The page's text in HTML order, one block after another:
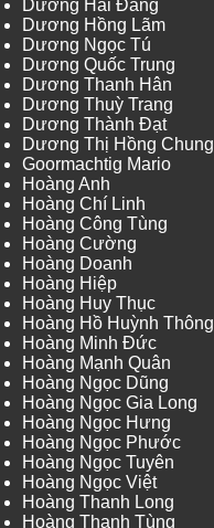
Dương Hải Đăng
Dương Hồng Lãm
Dương Ngọc Tú
Dương Quốc Trung
Dương Thanh Hân
Dương Thuỳ Trang
Dương Thành Đạt
Dương Thị Hồng Chung
Goormachtig Mario
Hoàng Anh
Hoàng Chí Linh
Hoàng Công Tùng
Hoàng Cường
Hoàng Doanh
Hoàng Hiệp
Hoàng Huy Thục
Hoàng Hồ Huỳnh Thông
Hoàng Minh Đức
Hoàng Mạnh Quân
Hoàng Ngọc Dũng
Hoàng Ngọc Gia Long
Hoàng Ngọc Hưng
Hoàng Ngọc Phước
Hoàng Ngọc Tuyên
Hoàng Ngọc Việt
Hoàng Thanh Long
Hoàng Thanh Tùng